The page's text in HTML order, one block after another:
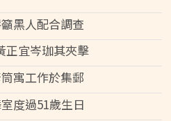
黑人配合調查
正宜岑珈其夾擊
寓工作於集郵
度過51歲生日